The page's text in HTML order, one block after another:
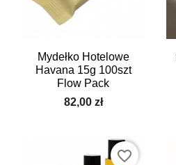
Mydełko Hotelowe
Havana 15g 100szt
Flow Pack
82,00 zł
favorite_border